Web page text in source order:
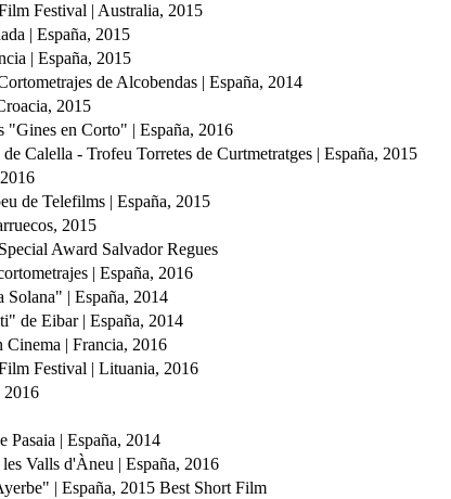
Festival | Australia, 2015
| España, 2015
| España, 2015
de Alcobendas | España, 2014
2015
"Gines en Corto" | España, 2016
Calella - Trofeu Torretes de Curtmetratges | España, 2015
de Telefilms | España, 2015
2015
Special Award Salvador Regues
| España, 2016
| España, 2014
de Eibar | España, 2014
| Francia, 2016
Festival | Lituania, 2016
2016
| España, 2014
Valls d'Àneu | España, 2016
| España, 2015 Best Short Film